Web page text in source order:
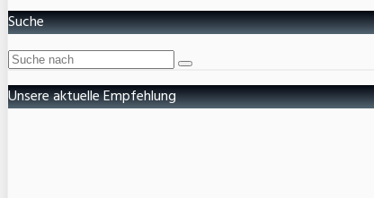
Suche
Unsere aktuelle Empfehlung